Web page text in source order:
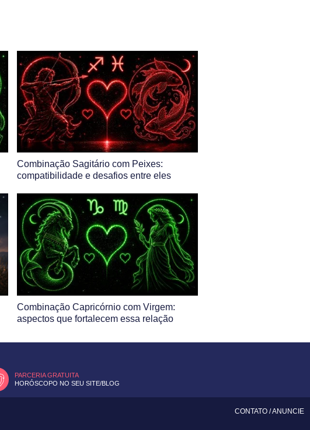
Combinação Sagitário com Peixes:
compatibilidade e desafios entre eles
Combinação Capricórnio com Virgem:
aspectos que fortalecem essa relação
PARCERIA GRATUITA
HORÓSCOPO NO SEU SITE/BLOG
CONTATO /ANUNCIE